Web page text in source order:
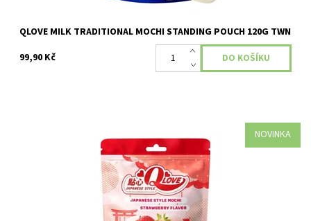
QLOVE MILK TRADITIONAL MOCHI STANDING POUCH 120G TWN
99,90 Kč
NOVINKA
Skladem